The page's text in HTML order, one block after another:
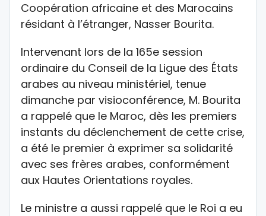
Coopération africaine et des Marocains
résidant à l’étranger, Nasser Bourita.
Intervenant lors de la 165e session
ordinaire du Conseil de la Ligue des États
arabes au niveau ministériel, tenue
dimanche par visioconférence, M. Bourita
a rappelé que le Maroc, dès les premiers
instants du déclenchement de cette crise,
a été le premier à exprimer sa solidarité
avec ses frères arabes, conformément
aux Hautes Orientations royales.
Le ministre a aussi rappelé que le Roi a eu